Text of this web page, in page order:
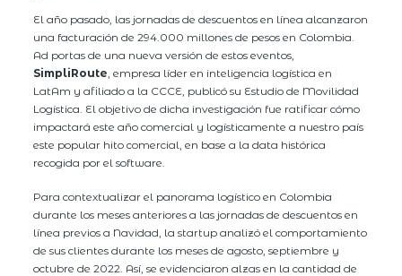
El año pasado, las jornadas de descuentos en línea alcanzaron
una facturación de 294.000 millones de pesos en Colombia.
Ad portas de una nueva versión de estos eventos,
SimpliRoute , empresa líder en inteligencia logística en
LatAm y afiliado a la CCCE, publicó su Estudio de Movilidad
Logística. El objetivo de dicha investigación fue ratificar cómo
impactará este año comercial y logísticamente a nuestro país
este popular hito comercial, en base a la data histórica
recogida por el software.
Para contextualizar el panorama logístico en Colombia
durante los meses anteriores a las jornadas de descuentos en
línea previos a Navidad, la startup analizó el comportamiento
de sus clientes durante los meses de agosto, septiembre y
octubre de 2022. Así, se evidenciaron alzas en la cantidad de